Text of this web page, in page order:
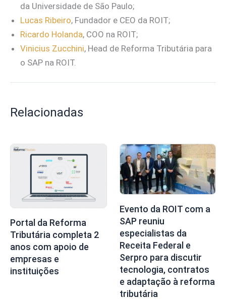
da Universidade de São Paulo;
Lucas Ribeiro, Fundador e CEO da ROIT;
Ricardo Holanda, COO na ROIT;
Vinicius Zucchini, Head de Reforma Tributária para
o SAP na ROIT.
Relacionadas
Portal da Reforma
Tributária completa 2
anos com apoio de
empresas e
instituições
Evento da ROIT com a
SAP reuniu
especialistas da
Receita Federal e
Serpro para discutir
tecnologia, contratos
e adaptação à reforma
tributária